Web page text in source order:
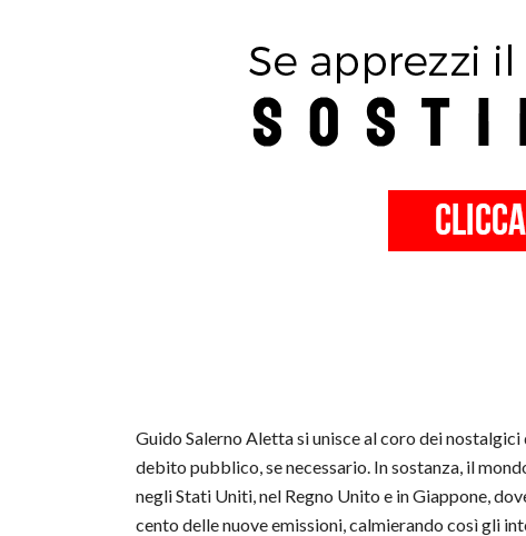
Guido Salerno Aletta si unisce al coro dei nostalgici
debito pubblico, se necessario. In sostanza, il
negli Stati Uniti, nel Regno Unito e in Giappone,
cento delle nuove emissioni, calmierando così gli